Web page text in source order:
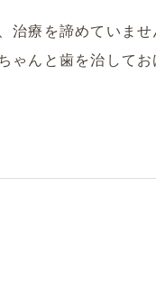
治療を諦めていませ
ゃんと歯を治して